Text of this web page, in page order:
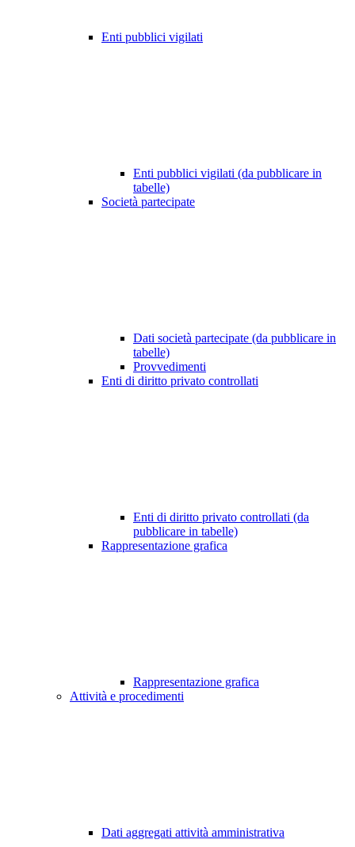
Enti pubblici vigilati
Enti pubblici vigilati (da pubblicare in
tabelle)
Società partecipate
Dati società partecipate (da pubblicare in
tabelle)
Provvedimenti
Enti di diritto privato controllati
Enti di diritto privato controllati (da
pubblicare in tabelle)
Rappresentazione grafica
Rappresentazione grafica
Attività e procedimenti
Dati aggregati attività amministrativa